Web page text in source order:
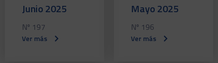
Junio 2025
Nº 197
Ver más
Mayo 2025
Nº 196
Ver más